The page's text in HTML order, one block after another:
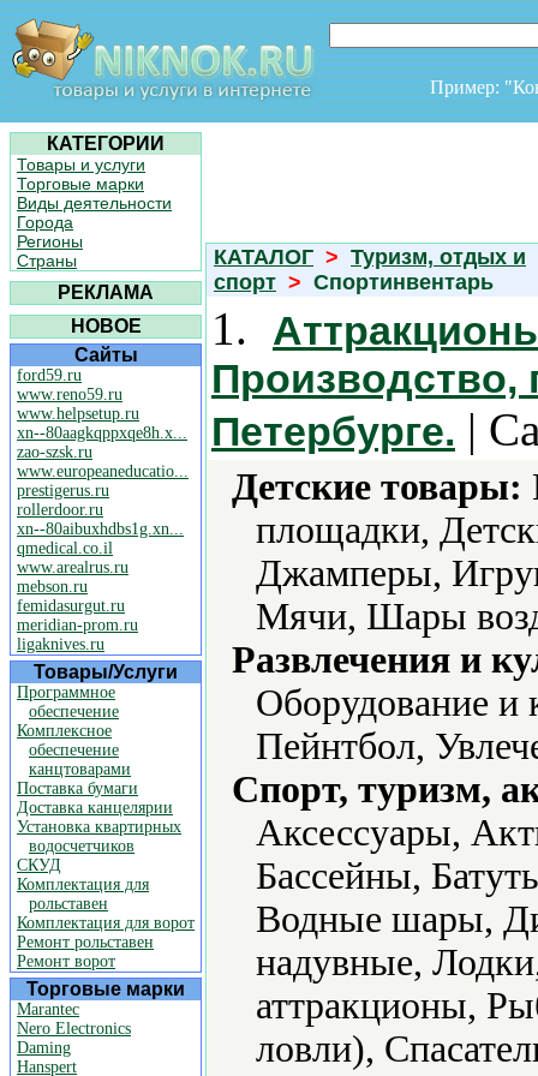
Пример:
КАТЕГОРИИ
Товары и услуги
Торговые марки
Виды деятельности
Города
Регионы
Страны
РЕКЛАМА
НОВОЕ
Сайты
ford59.ru
www.reno59.ru
www.helpsetup.ru
xn--80aagkqppxqe8h.x...
zao-szsk.ru
www.europeaneducatio...
prestigerus.ru
rollerdoor.ru
xn--80aibuxhdbs1g.xn...
qmedical.co.il
www.arealrus.ru
mebson.ru
femidasurgut.ru
meridian-prom.ru
ligaknives.ru
Товары/Услуги
Программное
обеспечение
Комплексное
обеспечение
канцтоварами
Поставка бумаги
Доставка канцелярии
Установка квартирных
водосчетчиков
СКУД
Комплектация для
рольставен
Комплектация для ворот
Ремонт рольставен
Ремонт ворот
Торговые марки
Marantec
Nero Electronics
Daming
Hanspert
КАТАЛОГ > Туризм, отдых и
спорт > Спортинвентарь
1.
Производство,
Петербурге. |
Детские товары:
площадки,
Джамперы,
Мячи, Шары
Развлечения и
Оборудование и
Пейнтбол,
Спорт, туризм,
Аксессуары,
Бассейны,
Водные шары,
надувные,
аттракционы,
ловли),